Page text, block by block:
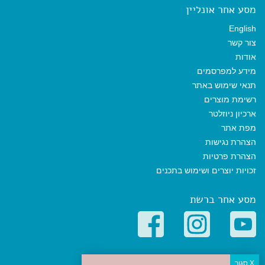
מסע אחר אונליין
English
צור קשר
אודות
מידע למפרסמים
תנאי שימוש באתר
רשימת מוצרים
ארכיון ניוזלטר
מפת אתר
הצהרת נגישות
הצהרת פרטיות
זכויות יוצרים ושימוש בתכנים
מסע אחר ברשת
קטגוריות פופולריות